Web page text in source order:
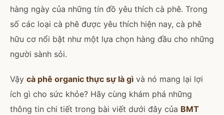
hàng ngày của những tín đồ yêu thích cà phê. Trong
số các loại cà phê được yêu thích hiện nay, cà phê
hữu cơ nổi bật như một lựa chọn hàng đầu cho những
người sành sỏi.
Vậy cà phê organic thực sự là gì và nó mang lại lợi
ích gì cho sức khỏe? Hãy cùng khám phá những
thông tin chi tiết trong bài viết dưới đây của BMT